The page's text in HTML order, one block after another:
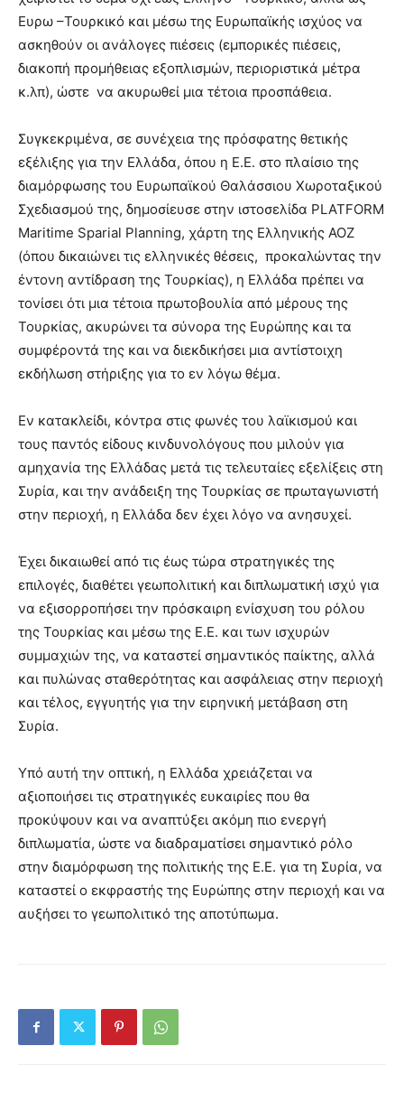
Ευρω –Τουρκικό και μέσω της Ευρωπαϊκής ισχύος να
ασκηθούν οι ανάλογες πιέσεις (εμπορικές πιέσεις,
διακοπή προμήθειας εξοπλισμών, περιοριστικά μέτρα
κ.λπ), ώστε να ακυρωθεί μια τέτοια προσπάθεια.
Συγκεκριμένα, σε συνέχεια της πρόσφατης θετικής
εξέλιξης για την Ελλάδα, όπου η Ε.Ε. στο πλαίσιο της
διαμόρφωσης του Ευρωπαϊκού Θαλάσσιου Χωροταξικού
Σχεδιασμού της, δημοσίευσε στην ιστοσελίδα PLATFORM
Maritime Sparial Planning, χάρτη της Ελληνικής ΑΟΖ
(όπου δικαιώνει τις ελληνικές θέσεις, προκαλώντας την
έντονη αντίδραση της Τουρκίας), η Ελλάδα πρέπει να
τονίσει ότι μια τέτοια πρωτοβουλία από μέρους της
Τουρκίας, ακυρώνει τα σύνορα της Ευρώπης και τα
συμφέροντά της και να διεκδικήσει μια αντίστοιχη
εκδήλωση στήριξης για το εν λόγω θέμα.
Εν κατακλείδι, κόντρα στις φωνές του λαϊκισμού και
τους παντός είδους κινδυνολόγους που μιλούν για
αμηχανία της Ελλάδας μετά τις τελευταίες εξελίξεις στη
Συρία, και την ανάδειξη της Τουρκίας σε πρωταγωνιστή
στην περιοχή, η Ελλάδα δεν έχει λόγο να ανησυχεί.
Έχει δικαιωθεί από τις έως τώρα στρατηγικές της
επιλογές, διαθέτει γεωπολιτική και διπλωματική ισχύ για
να εξισορροπήσει την πρόσκαιρη ενίσχυση του ρόλου
της Τουρκίας και μέσω της Ε.Ε. και των ισχυρών
συμμαχιών της, να καταστεί σημαντικός παίκτης, αλλά
και πυλώνας σταθερότητας και ασφάλειας στην περιοχή
και τέλος, εγγυητής για την ειρηνική μετάβαση στη
Συρία.
Υπό αυτή την οπτική, η Ελλάδα χρειάζεται να
αξιοποιήσει τις στρατηγικές ευκαιρίες που θα
προκύψουν και να αναπτύξει ακόμη πιο ενεργή
διπλωματία, ώστε να διαδραματίσει σημαντικό ρόλο
στην διαμόρφωση της πολιτικής της Ε.Ε. για τη Συρία, να
καταστεί ο εκφραστής της Ευρώπης στην περιοχή και να
αυξήσει το γεωπολιτικό της αποτύπωμα.